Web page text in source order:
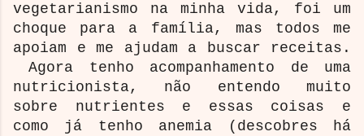
vegetarianismo na minha vida, foi um
choque para a família, mas todos me
apoiam e me ajudam a buscar receitas.
Agora tenho acompanhamento de uma
nutricionista, não entendo muito
sobre nutrientes e essas coisas e
como já tenho anemia (descobres há